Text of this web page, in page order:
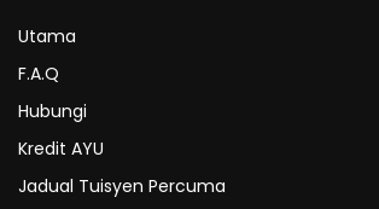
Utama
F.A.Q
Hubungi
Kredit AYU
Jadual Tuisyen Percuma